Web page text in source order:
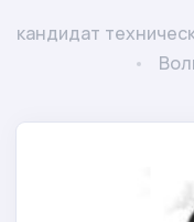
кандидат